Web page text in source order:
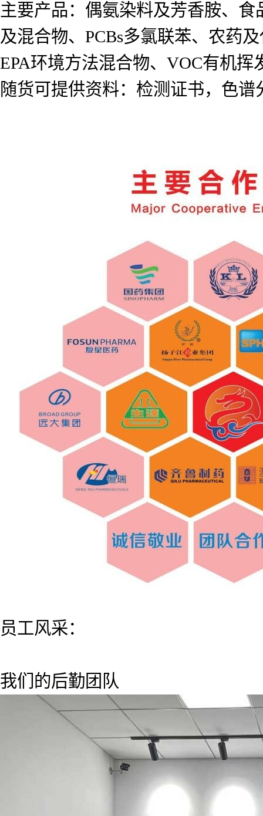
主要产品：偶氨染料及芳香胺、
及混合物、PCBs多氯联苯、农药
EPA环境方法混合物、VOC有机
随货可提供资料：检测证书，色
员工风采：
我们的后勤团队